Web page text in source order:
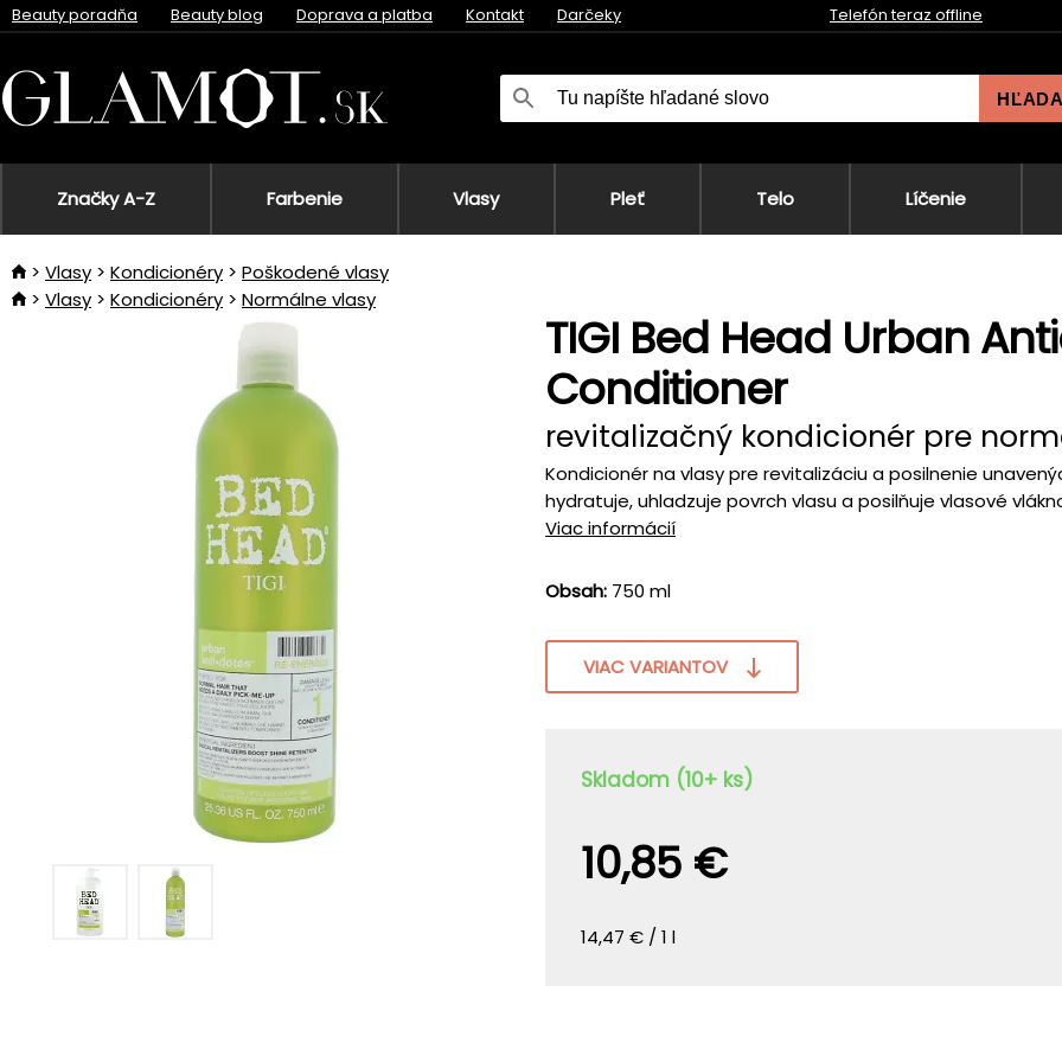
Beauty poradňa Beauty blog Doprava a platba Kontakt Darčeky Telefón teraz offline
Značky A-Z Farbenie Vlasy Pleť Telo Líčenie
Vlasy Kondicionéry
Poškodené vlasy
Vlasy
Kondicionéry Normálne vlasy
TIGI Bed Head Urban
Conditioner
revitalizačný kondicionér pre
Kondicionér na vlasy pre revitalizáciu a posilnenie
hydratuje, uhladzuje povrch vlasu a posilňuje vlasové
Viac informácií
Obsah: 750 ml
VIAC VARIANTOV
Skladom (10+ ks)
10,85 €
14,47 € / 1 l